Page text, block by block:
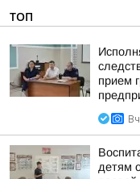
ТОП
прием
детям